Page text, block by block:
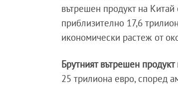
вътрешен продукт на
приблизително 17,6
икономически растеж от
Брутният вътрешен
25 трилиона евро, според